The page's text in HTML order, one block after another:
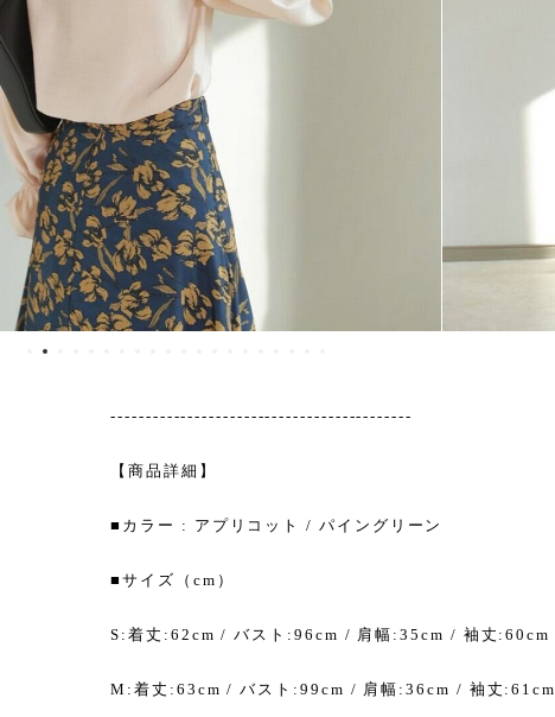
-------------------------------------------
【商品詳細】
■カラー : アプリコット / パイングリーン
■サイズ（cm）
S:着丈:62cm / バスト:96cm / 肩幅:35cm / 袖丈:60cm
M:着丈:63cm / バスト:99cm / 肩幅:36cm / 袖丈:61cm